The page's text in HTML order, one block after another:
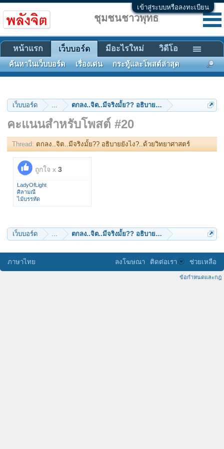
เข้าสู่ระบบหรือลงทะเบียน
เว็บบอร์ด ... ตกลง..จิต..มีจริงมั้ย?? อธิบายยังไง?..ด้วยวิทยาศาสตร์
คะแนนสำหรับโพสต์ #20
Thread: ตกลง..จิต..มีจริงมั้ย?? อธิบายยังไง?..ด้วยวิทยาศาสตร์
ถูกใจ x 3
LadyOfLight
ศิลามณี
ไม้บรรทัด
เว็บบอร์ด ... ตกลง..จิต..มีจริงมั้ย?? อธิบายยังไง?..ด้วยวิทยาศาสตร์
ชุมชนชาวพุทธ
หน้าแรก เว็บบอร์ด
ค้นหาในเว็บบอร์ด เรื่องเด่น กระทู้และโพสต์ล่าสุด
มีอะไรใหม่ วิดีโอ
ภาษาไทย ลงโฆษณา ติดต่อเรา ช่วยเหลือ
ข้อกำหนดและกฎ